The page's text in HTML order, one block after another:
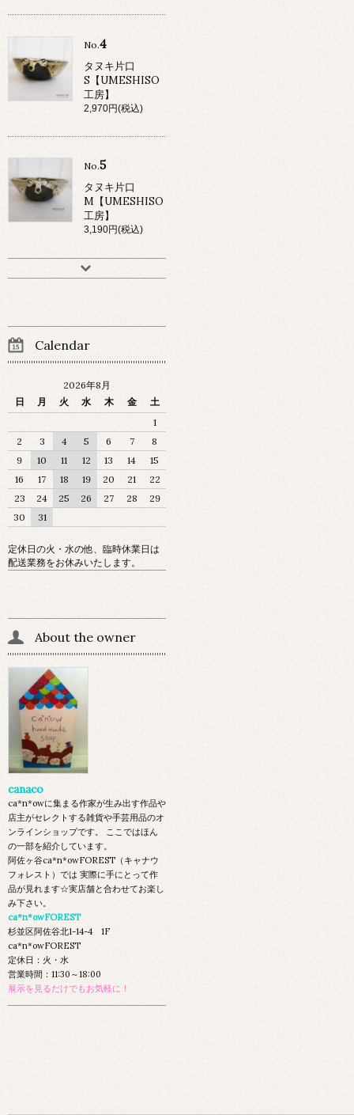
No.4
タヌキ片口
S【UMESHISO
工房】
2,970円(税込)
No.5
タヌキ片口
M【UMESHISO
工房】
3,190円(税込)
Calendar
2026年8月
日
月 火 水 木 金
土
1
2
3 4 5 6 7
8
9
10 11 12 13 14
15
16
17 18 19 20 21
22
23
24 25 26 27 28
29
30
31
定休日の火・水の他、臨時休業日は
配送業務をお休みいたします。
About the owner
canaco
ca*n*owに集まる作家が生み出す作品や
店主がセレクトする雑貨や手芸用品のオ
ンラインショップです。 ここではほん
の一部を紹介しています。
阿佐ヶ谷ca*n*owFOREST（キャナウ
フォレスト）では 実際に手にとって作
品が見れます☆実店舗と合わせてお楽し
み下さい。
ca*n*owFOREST
杉並区阿佐谷北1-14-4 1F
ca*n*owFOREST
定休日：火・水
営業時間：11:30～18:00
展示を見るだけでもお気軽に！